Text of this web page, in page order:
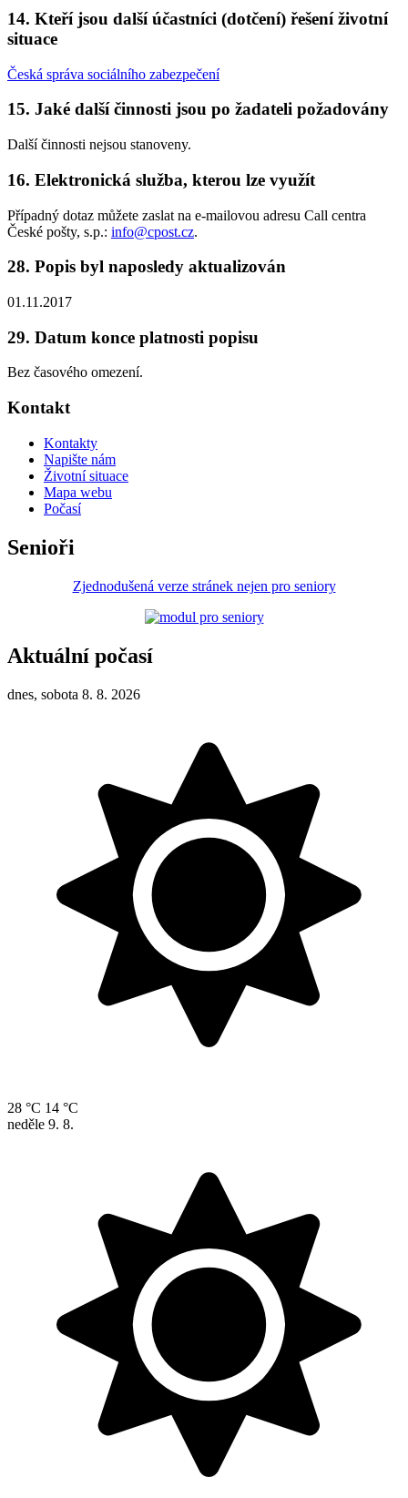
14. Kteří jsou další účastníci (dotčení) řešení životní
situace
Česká správa sociálního zabezpečení
15. Jaké další činnosti jsou po žadateli požadovány
Další činnosti nejsou stanoveny.
16. Elektronická služba, kterou lze využít
Případný dotaz můžete zaslat na e-mailovou adresu Call centra
České pošty, s.p.: info@cpost.cz.
28. Popis byl naposledy aktualizován
01.11.2017
29. Datum konce platnosti popisu
Bez časového omezení.
Kontakt
Kontakty
Napište nám
Životní situace
Mapa webu
Počasí
Senioři
Zjednodušená verze stránek nejen pro seniory
Aktuální počasí
dnes, sobota 8. 8. 2026
28 °C 14 °C
neděle 9. 8.